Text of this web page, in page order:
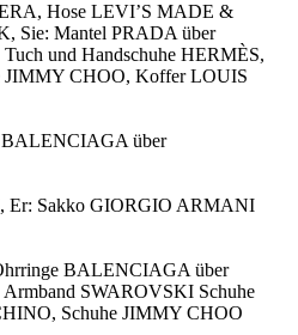
Hose LEVI’S MADE &
Sie: Mantel PRADA über
und Handschuhe HERMÈS,
JIMMY CHOO, Koffer LOUIS
über
Er: Sakko GIORGIO ARMANI
BALENCIAGA über
SWAROVSKI Schuhe
Schuhe JIMMY CHOO